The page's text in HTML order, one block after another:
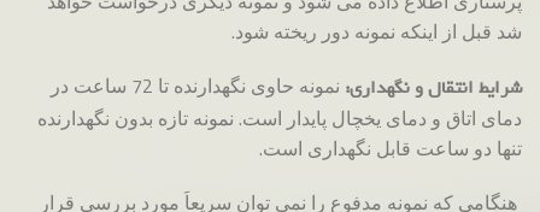
شد قبل از اینکه نمونه دور ریخته شود.
شرایط انتقال و نگهداری:
نمونه حاوی نگهدارنده تا 72 ساعت در
دمای اتاق و دمای یخچال پایدار است. نمونه تازه بدون نگهدارنده
تنها دو ساعت قابل نگهداری است.
هنگامي كه نمونه مدفوع را نمي توان سريعاَ مورد بررسي قرار